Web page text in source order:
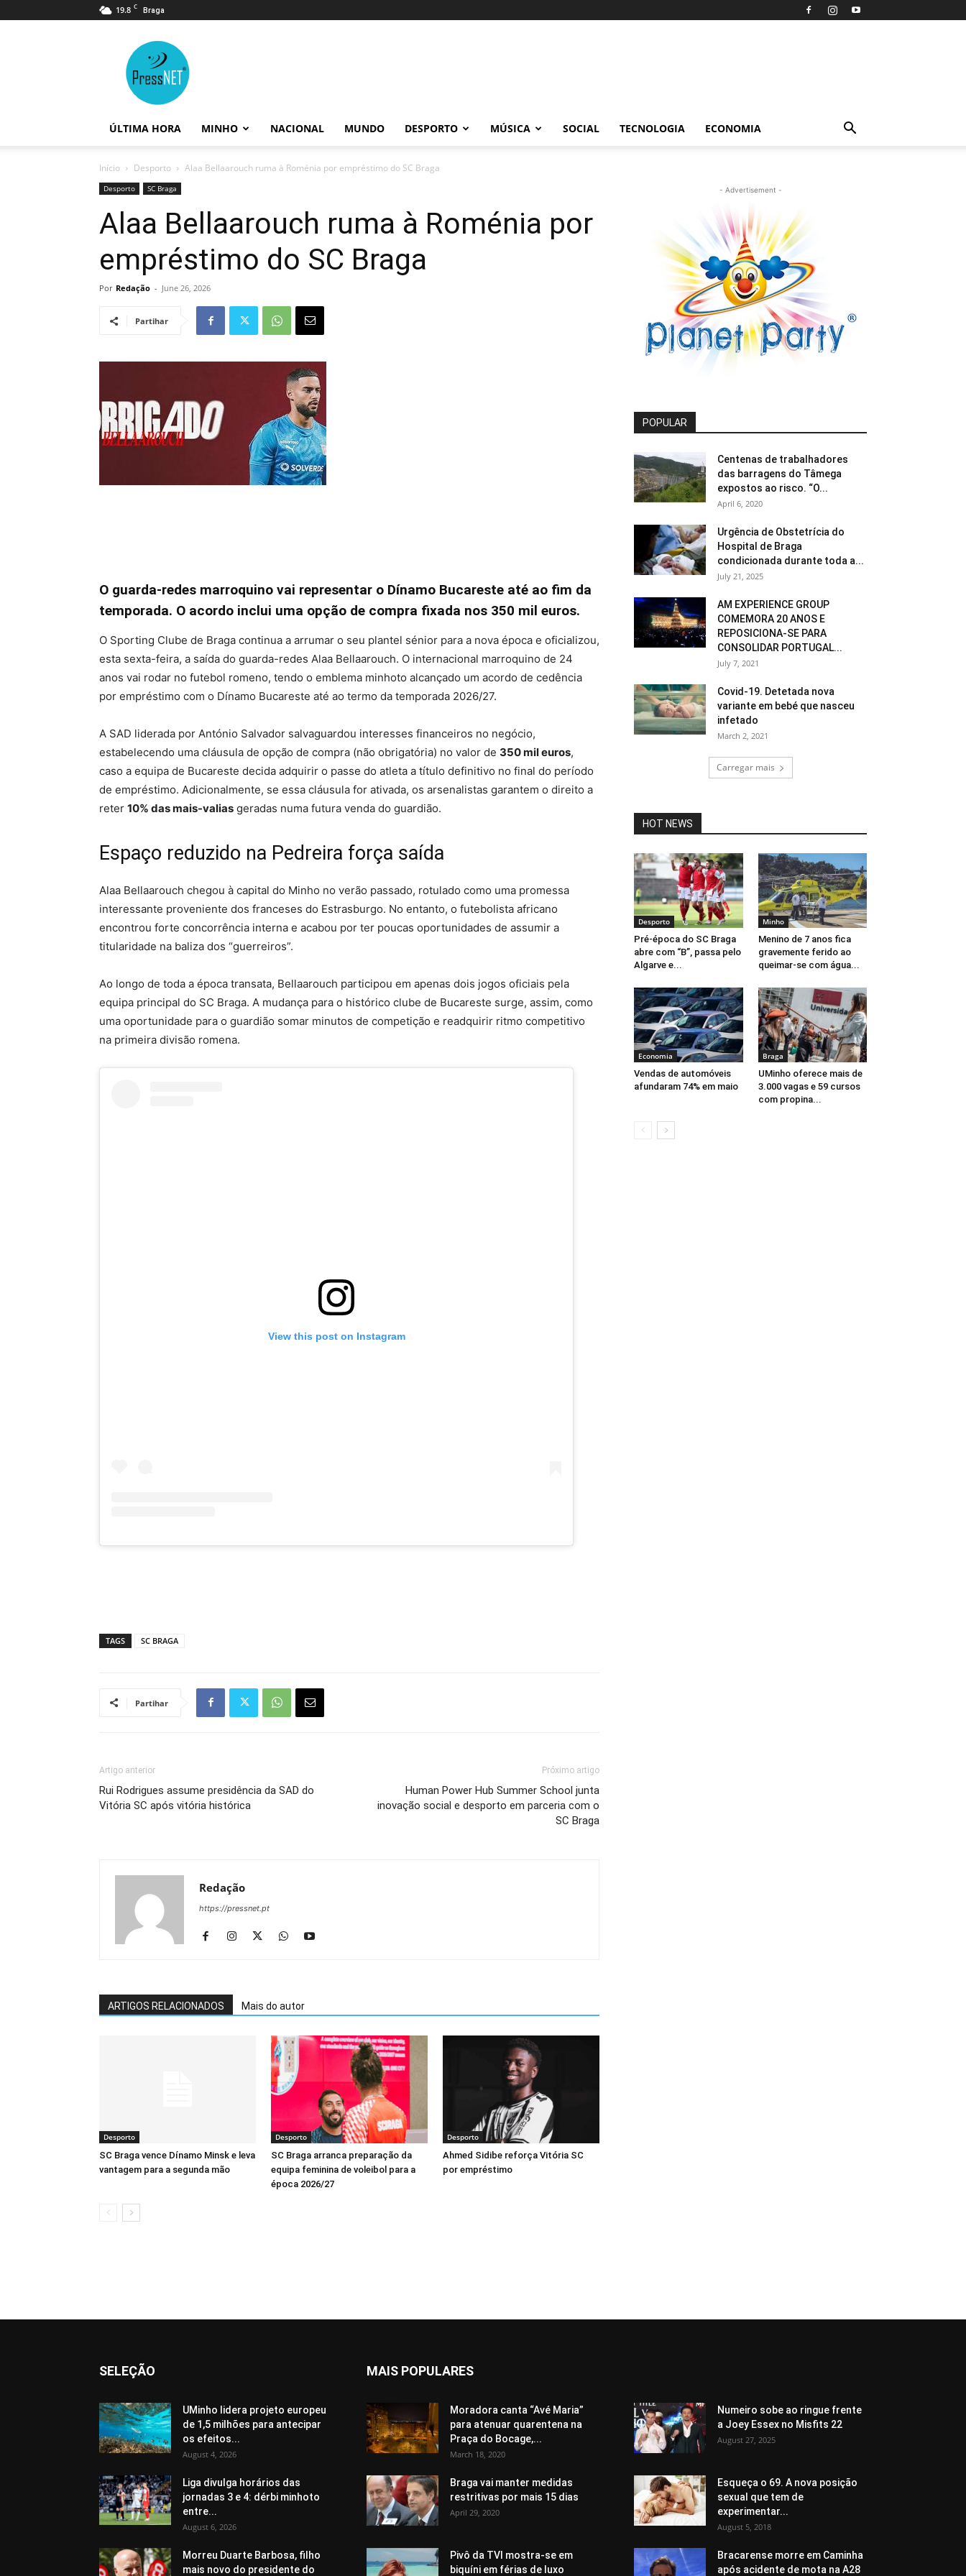
19.8 C Braga
ÚLTIMA HORA MINHO NACIONAL MUNDO DESPORTO MÚSICA SOCIAL TECNOLOGIA ECONOMIA
Início Desporto Alaa Bellaarouch ruma à Roménia por empréstimo do SC Braga
Desporto SC Braga
Alaa Bellaarouch ruma à Roménia por
empréstimo do SC Braga
Por Redação - June 26, 2026
Partihar
O guarda-redes marroquino vai representar o Dínamo Bucareste até ao fim da
temporada. O acordo inclui uma opção de compra fixada nos 350 mil euros.
O Sporting Clube de Braga continua a arrumar o seu plantel sénior para a nova época e oficializou,
esta sexta-feira, a saída do guarda-redes Alaa Bellaarouch. O internacional marroquino de 24
anos vai rodar no futebol romeno, tendo o emblema minhoto alcançado um acordo de cedência
por empréstimo com o Dínamo Bucareste até ao termo da temporada 2026/27.
A SAD liderada por António Salvador salvaguardou interesses financeiros no negócio,
estabelecendo uma cláusula de opção de compra (não obrigatória) no valor de 350 mil euros,
caso a equipa de Bucareste decida adquirir o passe do atleta a título definitivo no final do período
de empréstimo. Adicionalmente, se essa cláusula for ativada, os arsenalistas garantem o direito a
reter 10% das mais-valias geradas numa futura venda do guardião.
Espaço reduzido na Pedreira força saída
Alaa Bellaarouch chegou à capital do Minho no verão passado, rotulado como uma promessa
interessante proveniente dos franceses do Estrasburgo. No entanto, o futebolista africano
encontrou forte concorrência interna e acabou por ter poucas oportunidades de assumir a
titularidade na baliza dos “guerreiros”.
Ao longo de toda a época transata, Bellaarouch participou em apenas dois jogos oficiais pela
equipa principal do SC Braga. A mudança para o histórico clube de Bucareste surge, assim, como
uma oportunidade para o guardião somar minutos de competição e readquirir ritmo competitivo
na primeira divisão romena.
View this post on Instagram
TAGS SC BRAGA
Partihar
Artigo anterior
Rui Rodrigues assume presidência da SAD do
Vitória SC após vitória histórica
Próximo artigo
Human Power Hub Summer School junta
inovação social e desporto em parceria com o
SC Braga
Redação
https://pressnet.pt
ARTIGOS RELACIONADOS Mais do autor
Desporto
SC Braga vence Dínamo Minsk e leva
vantagem para a segunda mão
Desporto
SC Braga arranca preparação da
equipa feminina de voleibol para a
época 2026/27
Desporto
Ahmed Sidibe reforça Vitória SC
por empréstimo
- Advertisement -
POPULAR
Centenas de trabalhadores
das barragens do Tâmega
expostos ao risco. “O...
April 6, 2020
Urgência de Obstetrícia do
Hospital de Braga
condicionada durante toda a...
July 21, 2025
AM EXPERIENCE GROUP
COMEMORA 20 ANOS E
REPOSICIONA-SE PARA
CONSOLIDAR PORTUGAL...
July 7, 2021
Covid-19. Detetada nova
variante em bebé que nasceu
infetado
March 2, 2021
Carregar mais
HOT NEWS
Desporto
Pré-época do SC Braga
abre com “B”, passa pelo
Algarve e...
Minho
Menino de 7 anos fica
gravemente ferido ao
queimar-se com água...
Economia
Vendas de automóveis
afundaram 74% em maio
Braga
UMinho oferece mais de
3.000 vagas e 59 cursos
com propina...
SELEÇÃO
UMinho lidera projeto europeu
de 1,5 milhões para antecipar
os efeitos...
August 4, 2026
Liga divulga horários das
jornadas 3 e 4: dérbi minhoto
entre...
August 6, 2026
Morreu Duarte Barbosa, filho
mais novo do presidente do
MAIS POPULARES
Moradora canta “Avé Maria”
para atenuar quarentena na
Praça do Bocage,...
March 18, 2020
Numeiro sobe ao ringue frente
a Joey Essex no Misfits 22
August 27, 2025
Braga vai manter medidas
restritivas por mais 15 dias
April 29, 2020
Esqueça o 69. A nova posição
sexual que tem de
experimentar...
August 5, 2018
Pivô da TVI mostra-se em
biquíni em férias de luxo
Bracarense morre em Caminha
após acidente de mota na A28